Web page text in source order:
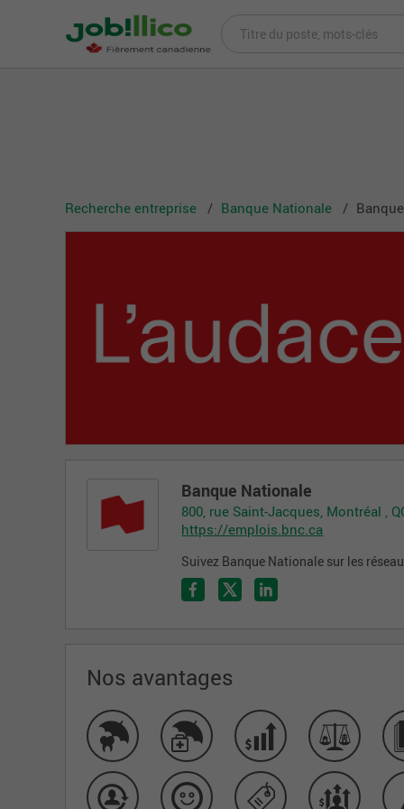
Recherche entreprise Banque Nationale
Banque Nationale
800, rue Saint-Jacques, Montréal ,
https://emplois.bnc.ca
Suivez Banque Nationale sur les
Nos avantages